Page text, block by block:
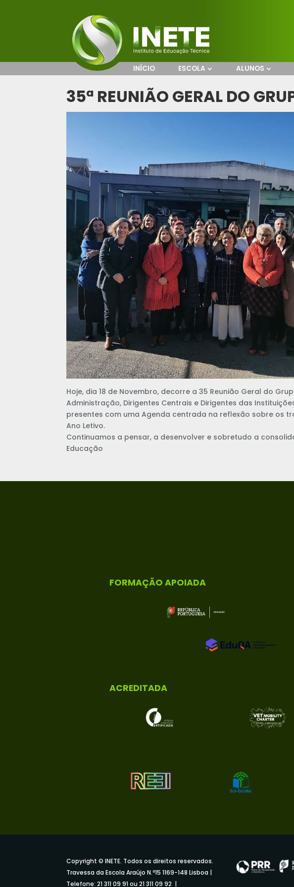
INÍCIO ESCOLA ALUNOS
35ª REUNIÃO GERAL DO
Hoje, dia 18 de Novembro, decorre a 35 Reunião Geral do
Administração, Dirigentes Centrais e Dirigentes das
presentes com uma Agenda centrada na reflexão sobre os
Ano Letivo.
Continuamos a pensar, a desenvolver e sobretudo a
Educação
FORMAÇÃO APOIADA
ACREDITADA
Copyright © INETE. Todos os direitos reservados.
Travessa da Escola Araújo N.º15 1169-148 Lisboa |
Telefone: 21 311 09 91 ou 21 311 09 92 |